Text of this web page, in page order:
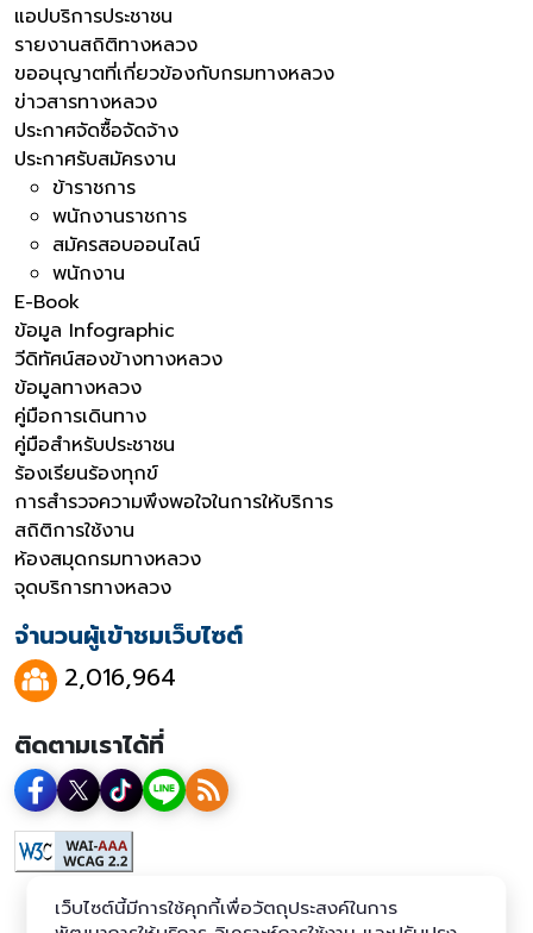
แอปบริการประชาชน
รายงานสถิติทางหลวง
ขออนุญาตที่เกี่ยวข้องกับกรมทางหลวง
ข่าวสารทางหลวง
ประกาศจัดซื้อจัดจ้าง
ประกาศรับสมัครงาน
ข้าราชการ
พนักงานราชการ
สมัครสอบออนไลน์
พนักงาน
E-Book
ข้อมูล Infographic
วีดิทัศน์สองข้างทางหลวง
ข้อมูลทางหลวง
คู่มือการเดินทาง
คู่มือสำหรับประชาชน
ร้องเรียนร้องทุกข์
การสำรวจความพึงพอใจในการให้บริการ
สถิติการใช้งาน
ห้องสมุดกรมทางหลวง
จุดบริการทางหลวง
จำนวนผู้เข้าชมเว็บไซต์
2,016,964
ติดตามเราได้ที่
เว็บไซต์นี้มีการใช้คุกกี้เพื่อวัตถุประสงค์ในการ